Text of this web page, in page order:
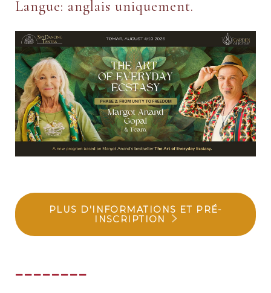
Langue: anglais uniquement.
PLUS D'INFORMATIONS ET PRÉ-
INSCRIPTION
________